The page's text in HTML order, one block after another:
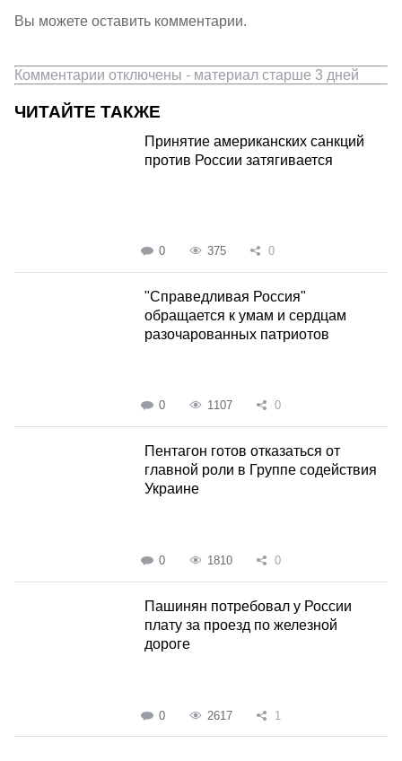
Вы можете оставить комментарии.
Комментарии отключены - материал старше 3 дней
ЧИТАЙТЕ ТАКЖЕ
Принятие американских санкций
против России затягивается
0 375 0
"Справедливая Россия"
обращается к умам и сердцам
разочарованных патриотов
0 1107 0
Пентагон готов отказаться от
главной роли в Группе содействия
Украине
0 1810 0
Пашинян потребовал у России
плату за проезд по железной
дороге
0 2617 1